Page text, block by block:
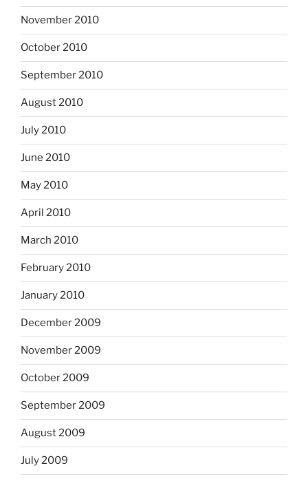
November 2010
October 2010
September 2010
August 2010
July 2010
June 2010
May 2010
April 2010
March 2010
February 2010
January 2010
December 2009
November 2009
October 2009
September 2009
August 2009
July 2009